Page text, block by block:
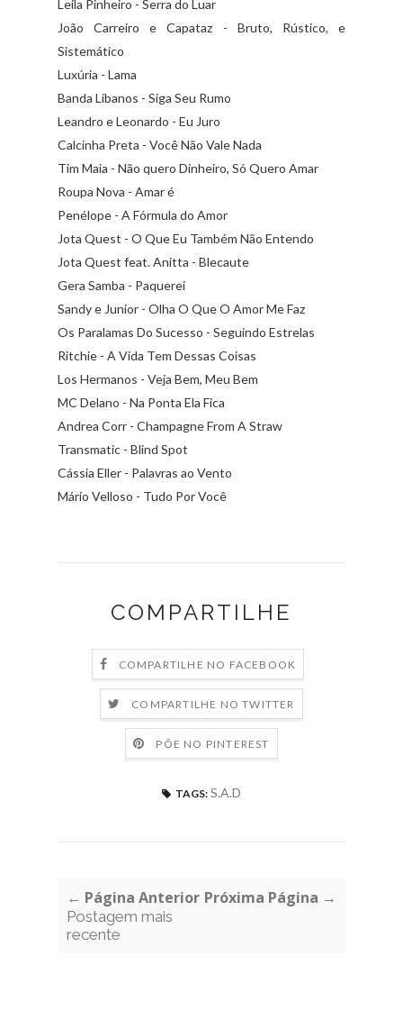
Leila Pinheiro - Serra do Luar
João Carreiro e Capataz - Bruto, Rústico, e
Sistemático
Luxúria - Lama
Banda Líbanos - Siga Seu Rumo
Leandro e Leonardo - Eu Juro
Calcinha Preta - Você Não Vale Nada
Tim Maia - Não quero Dinheiro, Só Quero Amar
Roupa Nova - Amar é
Penélope - A Fórmula do Amor
Jota Quest - O Que Eu Também Não Entendo
Jota Quest feat. Anitta - Blecaute
Gera Samba - Paquerei
Sandy e Junior - Olha O Que O Amor Me Faz
Os Paralamas Do Sucesso - Seguindo Estrelas
Ritchie - A Vida Tem Dessas Coisas
Los Hermanos - Veja Bem, Meu Bem
MC Delano - Na Ponta Ela Fica
Andrea Corr - Champagne From A Straw
Transmatic - Blind Spot
Cássia Eller - Palavras ao Vento
Mário Velloso - Tudo Por Você
COMPARTILHE
COMPARTILHE NO FACEBOOK
COMPARTILHE NO TWITTER
PÕE NO PINTEREST
TAGS: S.A.D
← Página Anterior
Postagem mais
recente
Próxima Página →